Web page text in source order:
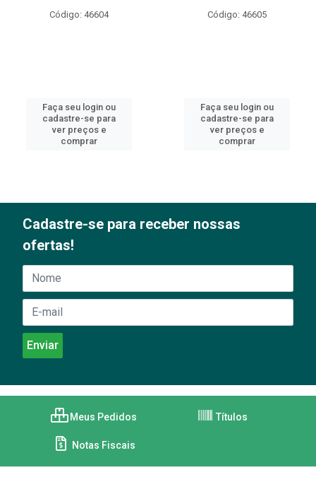
Código: 46604
Faça seu login ou
cadastre-se para
ver preços e
comprar
Código: 46605
Faça seu login ou
cadastre-se para
ver preços e
comprar
Cadastre-se para receber nossas
ofertas!
Meus Pedidos Títulos
Notas Fiscais